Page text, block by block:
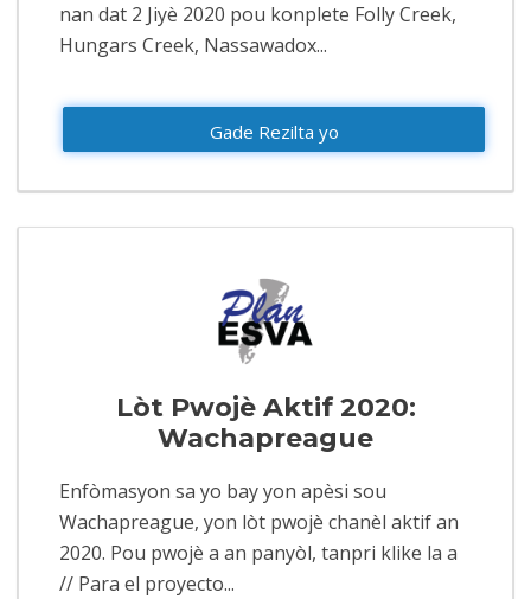
nan dat 2 Jiyè 2020 pou konplete Folly Creek,
Hungars Creek, Nassawadox...
Gade Rezilta yo
Lòt Pwojè Aktif 2020:
Wachapreague
Enfòmasyon sa yo bay yon apèsi sou
Wachapreague, yon lòt pwojè chanèl aktif an
2020. Pou pwojè a an panyòl, tanpri klike la a
// Para el proyecto...